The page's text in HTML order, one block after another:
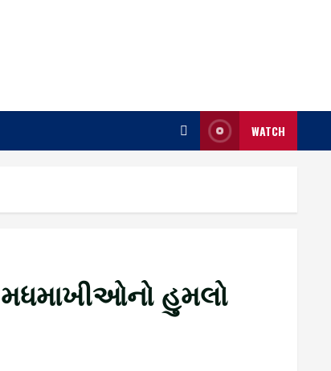
WATCH
મધમાખીઓનો હુમલો